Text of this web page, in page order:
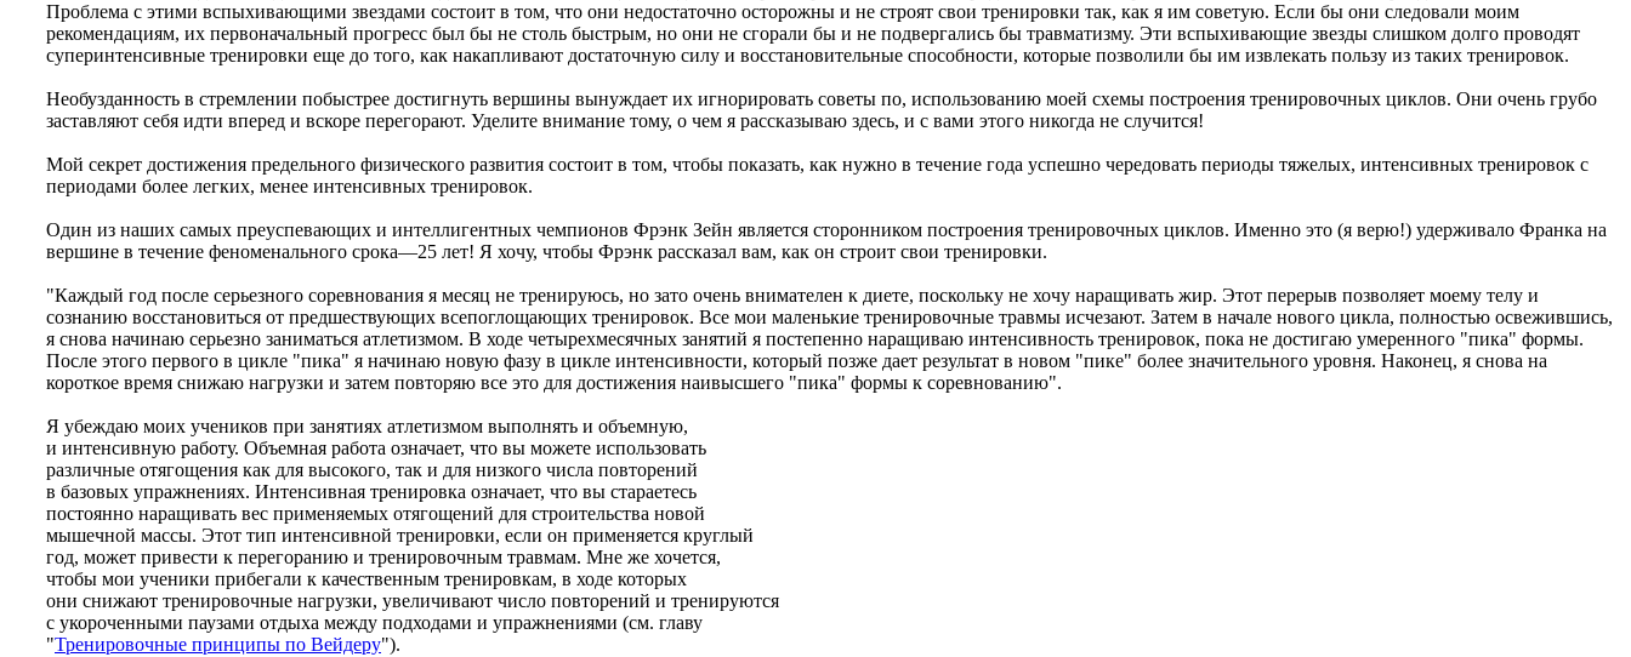
Проблема с этими вспыхивающими звездами состоит в том, что они недостаточно осторожны и не строят свои тренировки так, как я им советую. Если бы они следовали моим
рекомендациям, их первоначальный прогресс был бы не столь быстрым, но они не сгорали бы и не подвергались бы травматизму. Эти вспыхивающие звезды слишком долго проводят
суперинтенсивные тренировки еще до того, как накапливают достаточную силу и восстановительные способности, которые позволили бы им извлекать пользу из таких тренировок.
Необузданность в стремлении побыстрее достигнуть вершины вынуждает их игнорировать советы по, использованию моей схемы построения тренировочных циклов. Они очень грубо
заставляют себя идти вперед и вскоре перегорают. Уделите внимание тому, о чем я рассказываю здесь, и с вами этого никогда не случится!
Мой секрет достижения предельного физического развития состоит в том, чтобы показать, как нужно в течение года успешно чередовать периоды тяжелых, интенсивных тренировок с
периодами более легких, менее интенсивных тренировок.
Один из наших самых преуспевающих и интеллигентных чемпионов Фрэнк Зейн является сторонником построения тренировочных циклов. Именно это (я верю!) удерживало Франка на
вершине в течение феноменального срока—25 лет! Я хочу, чтобы Фрэнк рассказал вам, как он строит свои тренировки.
"Каждый год после серьезного соревнования я месяц не тренируюсь, но зато очень внимателен к диете, поскольку не хочу наращивать жир. Этот перерыв позволяет моему телу и
сознанию восстановиться от предшествующих всепоглощающих тренировок. Все мои маленькие тренировочные травмы исчезают. Затем в начале нового цикла, полностью освежившись,
я снова начинаю серьезно заниматься атлетизмом. В ходе четырехмесячных занятий я постепенно наращиваю интенсивность тренировок, пока не достигаю умеренного "пика" формы.
После этого первого в цикле "пика" я начинаю новую фазу в цикле интенсивности, который позже дает результат в новом "пике" более значительного уровня. Наконец, я снова на
короткое время снижаю нагрузки и затем повторяю все это для достижения наивысшего "пика" формы к соревнованию".
Я убеждаю моих учеников при занятиях атлетизмом выполнять и объемную,
и интенсивную работу. Объемная работа означает, что вы можете использовать
различные отягощения как для высокого, так и для низкого числа повторений
в базовых упражнениях. Интенсивная тренировка означает, что вы стараетесь
постоянно наращивать вес применяемых отягощений для строительства новой
мышечной массы. Этот тип интенсивной тренировки, если он применяется круглый
год, может привести к перегоранию и тренировочным травмам. Мне же хочется,
чтобы мои ученики прибегали к качественным тренировкам, в ходе которых
они снижают тренировочные нагрузки, увеличивают число повторений и тренируются
с укороченными паузами отдыха между подходами и упражнениями (см. главу
"Тренировочные принципы по Вейдеру").